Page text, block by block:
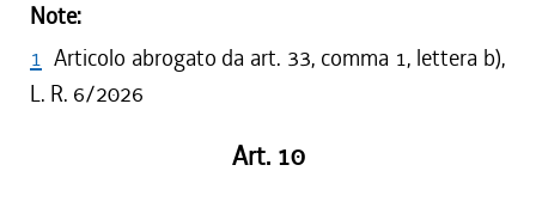
Note:
1 Articolo abrogato da art. 33, comma 1, lettera b),
L. R. 6/2026
Art. 10